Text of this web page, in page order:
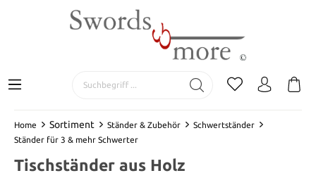
Home Sortiment Ständer & Zubehör
Schwertständer
Ständer für 3 & mehr Schwerter
Tischständer aus Holz